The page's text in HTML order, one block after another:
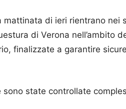
di ieri rientrano nei
di Verona nell’ambito
finalizzate a garantire
state controllate